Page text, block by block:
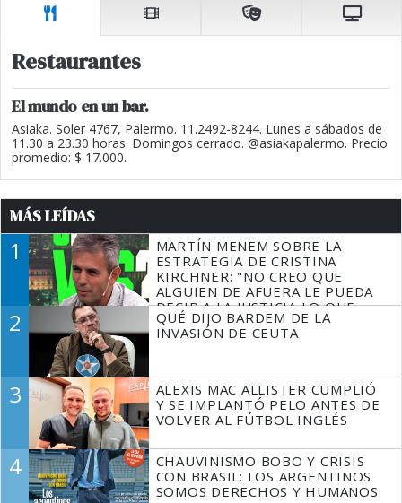
Restaurantes
El mundo en un bar.
Asiaka. Soler 4767, Palermo. 11.2492-8244. Lunes a sábados de
11.30 a 23.30 horas. Domingos cerrado. @asiakapalermo. Precio
promedio: $ 17.000.
MÁS LEÍDAS
1
MARTÍN MENEM SOBRE LA
ESTRATEGIA DE CRISTINA
KIRCHNER: "NO CREO QUE
ALGUIEN DE AFUERA LE PUEDA
DECIR A LA JUSTICIA LO QUE
TIENE QUE HACER"
2
QUÉ DIJO BARDEM DE LA
INVASIÓN DE CEUTA
3
ALEXIS MAC ALLISTER CUMPLIÓ
Y SE IMPLANTÓ PELO ANTES DE
VOLVER AL FÚTBOL INGLÉS
4
CHAUVINISMO BOBO Y CRISIS
CON BRASIL: LOS ARGENTINOS
SOMOS DERECHOS Y HUMANOS